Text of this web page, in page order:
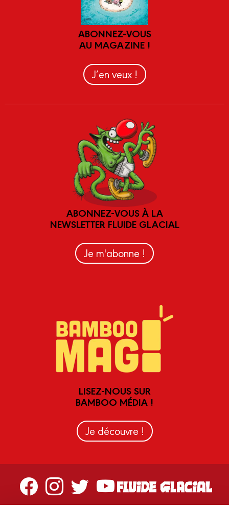
ABONNEZ-VOUS
AU MAGAZINE !
J’en veux !
ABONNEZ-VOUS À LA
NEWSLETTER FLUIDE GLACIAL
Je m'abonne !
LISEZ-NOUS SUR
BAMBOO MÉDIA !
Je découvre !